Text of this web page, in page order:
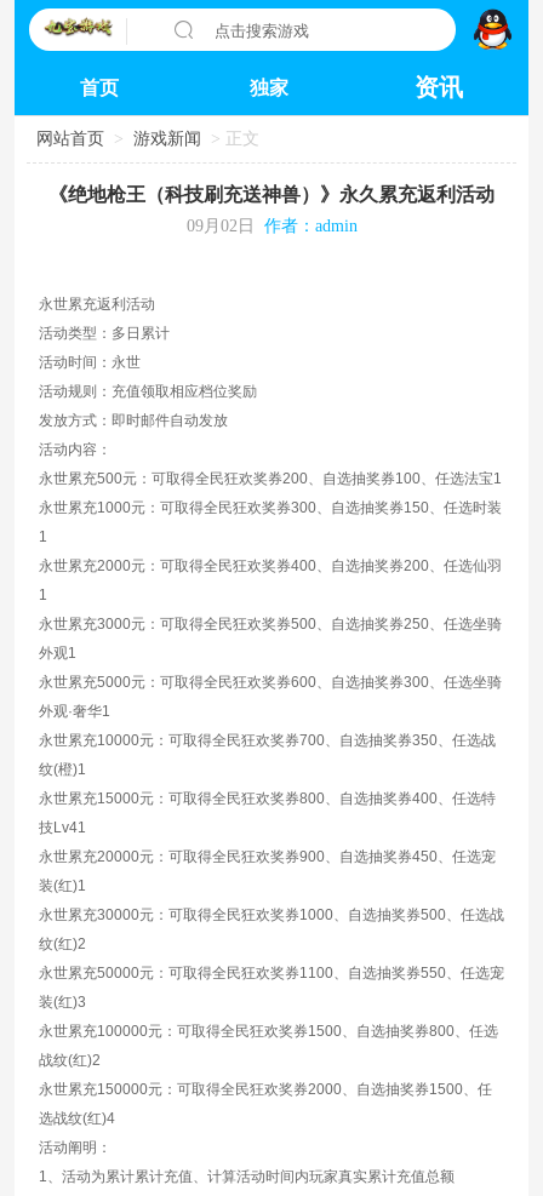
点击搜索游戏
首页 独家 资讯
网站首页 > 游戏新闻 > 正文
《绝地枪王（科技刷充送神兽）》永久累充返利活动
09月02日 作者：admin
永世累充返利活动
活动类型：多日累计
活动时间：永世
活动规则：充值领取相应档位奖励
发放方式：即时邮件自动发放
活动内容：
永世累充500元：可取得全民狂欢奖券200、自选抽奖券100、任选法宝1
永世累充1000元：可取得全民狂欢奖券300、自选抽奖券150、任选时装
1
永世累充2000元：可取得全民狂欢奖券400、自选抽奖券200、任选仙羽
1
永世累充3000元：可取得全民狂欢奖券500、自选抽奖券250、任选坐骑
外观1
永世累充5000元：可取得全民狂欢奖券600、自选抽奖券300、任选坐骑
外观·奢华1
永世累充10000元：可取得全民狂欢奖券700、自选抽奖券350、任选战
纹(橙)1
永世累充15000元：可取得全民狂欢奖券800、自选抽奖券400、任选特
技Lv41
永世累充20000元：可取得全民狂欢奖券900、自选抽奖券450、任选宠
装(红)1
永世累充30000元：可取得全民狂欢奖券1000、自选抽奖券500、任选战
纹(红)2
永世累充50000元：可取得全民狂欢奖券1100、自选抽奖券550、任选宠
装(红)3
永世累充100000元：可取得全民狂欢奖券1500、自选抽奖券800、任选
战纹(红)2
永世累充150000元：可取得全民狂欢奖券2000、自选抽奖券1500、任
选战纹(红)4
活动阐明：
1、活动为累计累计充值、计算活动时间内玩家真实累计充值总额